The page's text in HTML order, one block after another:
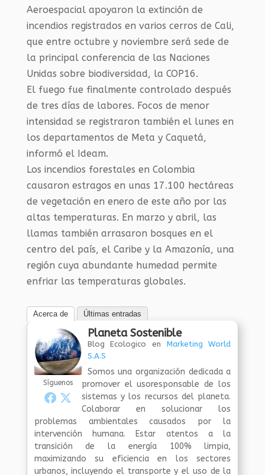
Aeroespacial apoyaron la extinción de
incendios registrados en varios cerros de Cali,
que entre octubre y noviembre será sede de
la principal conferencia de las Naciones
Unidas sobre biodiversidad, la COP16.
El fuego fue finalmente controlado después
de tres días de labores. Focos de menor
intensidad se registraron también el lunes en
los departamentos de Meta y Caquetá,
informó el Ideam.
Los incendios forestales en Colombia
causaron estragos en unas 17.100 hectáreas
de vegetación en enero de este año por las
altas temperaturas. En marzo y abril, las
llamas también arrasaron bosques en el
centro del país, el Caribe y la Amazonía, una
región cuya abundante humedad permite
enfriar las temperaturas globales.
Acerca de Últimas entradas
Síguenos
Planeta Sostenible
Blog Ecologico en Marketing World
S.A.S
Somos una organización dedicada a
promover el usoresponsable de los
sistemas y los recursos del planeta.
Colaborar en solucionar los
problemas ambientales causados por la
intervención humana. Estar atentos a la
transición de la energía 100% limpia,
maximizando su eficiencia en los sectores
urbanos, incluyendo el transporte y el uso de la